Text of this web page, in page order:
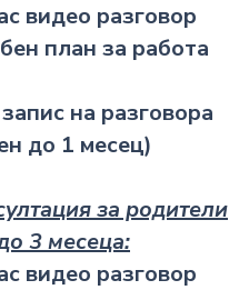
видео разговор
план за работа
на разговора
до 1 месец)
за родители
3 месеца:
видео разговор